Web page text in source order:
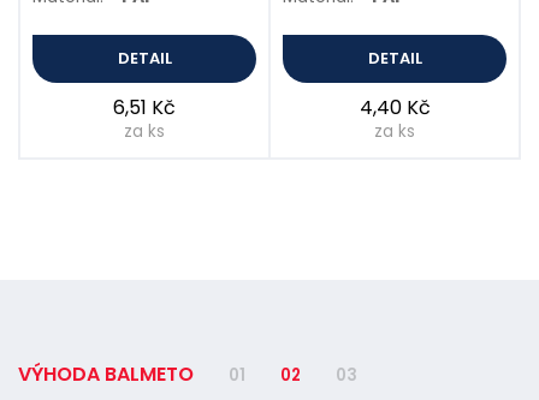
DETAIL
6,51 Kč
za ks
DETAIL
4,40 Kč
za ks
VÝHODA BALMETO 01 02 03